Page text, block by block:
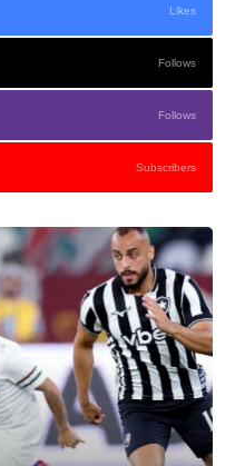
Likes
Follows
Follows
Subscribers